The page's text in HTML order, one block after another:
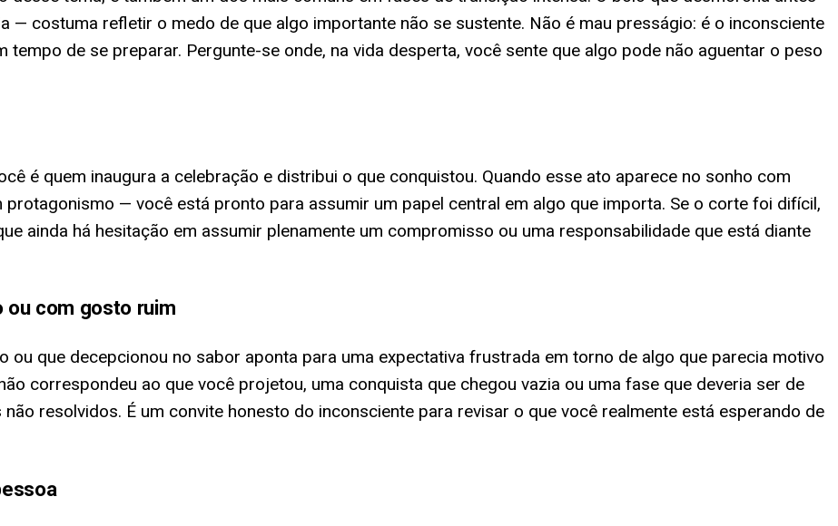
— costuma refletir o medo de que algo importante não se sustente. Não é mau presságio: é o inconsciente
tempo de se preparar. Pergunte-se onde, na vida desperta, você sente que algo pode não aguentar o peso
é quem inaugura a celebração e distribui o que conquistou. Quando esse ato aparece no sonho com
protagonismo — você está pronto para assumir um papel central em algo que importa. Se o corte foi difícil,
ainda há hesitação em assumir plenamente um compromisso ou uma responsabilidade que está diante
ou com gosto ruim
ou que decepcionou no sabor aponta para uma expectativa frustrada em torno de algo que parecia motivo
correspondeu ao que você projetou, uma conquista que chegou vazia ou uma fase que deveria ser de
resolvidos. É um convite honesto do inconsciente para revisar o que você realmente está esperando de